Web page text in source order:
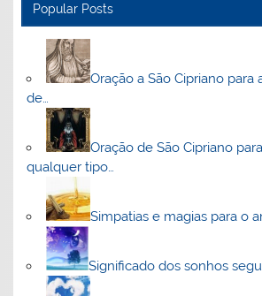
Popular Posts
Oração a São Cipriano para
de…
Oração de São Cipriano
qualquer tipo…
Simpatias e magias para o
Significado dos sonhos